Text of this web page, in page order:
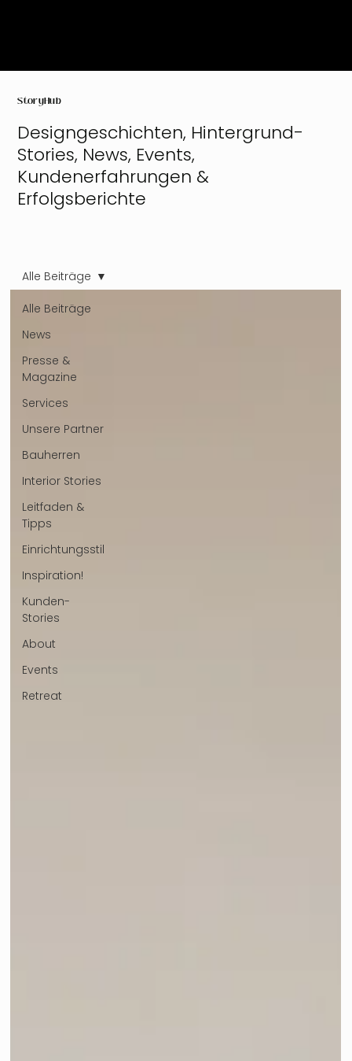
StoryHub
Designgeschichten, Hintergrund-
Stories, News, Events,
Kundenerfahrungen &
Erfolgsberichte
Alle Beiträge
News
Presse &
Magazine
Services
Unsere Partner
Bauherren
Interior Stories
Leitfaden &
Tipps
Einrichtungsstil
Inspiration!
Kunden-
Stories
About
Events
Retreat
Alle Beiträge